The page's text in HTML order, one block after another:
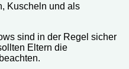
Kuscheln und als
sind in der Regel sicher
Eltern die